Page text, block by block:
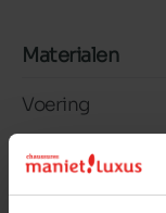
Materialen
Voering
Binnenzool